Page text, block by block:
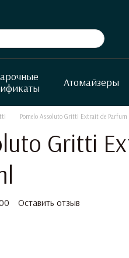
Атомайзеры
Pomelo Assoluto Gritti Extrait de Parfum
Gritti
Оставить отзыв